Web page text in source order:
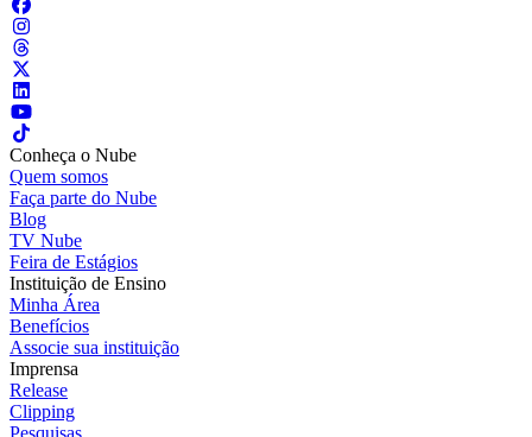
Conheça o Nube
Quem somos
Faça parte do Nube
Blog
TV Nube
Feira de Estágios
Instituição de Ensino
Minha Área
Benefícios
Associe sua instituição
Imprensa
Release
Clipping
Pesquisas